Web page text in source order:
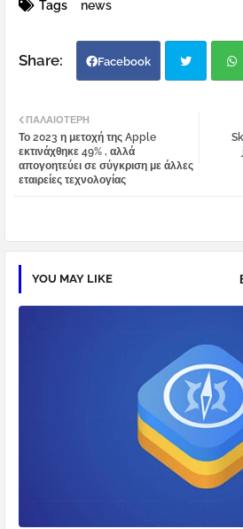
Tags news
Facebook
atsa
ΠΑΛΑΙΌΤΕΡΗ
Το 2023 η μετοχή της Apple
εκτινάχθηκε 49% , αλλά
απογοητεύει σε σύγκριση με άλλες
εταιρείες τεχνολογίας
YOU MAY LIKE